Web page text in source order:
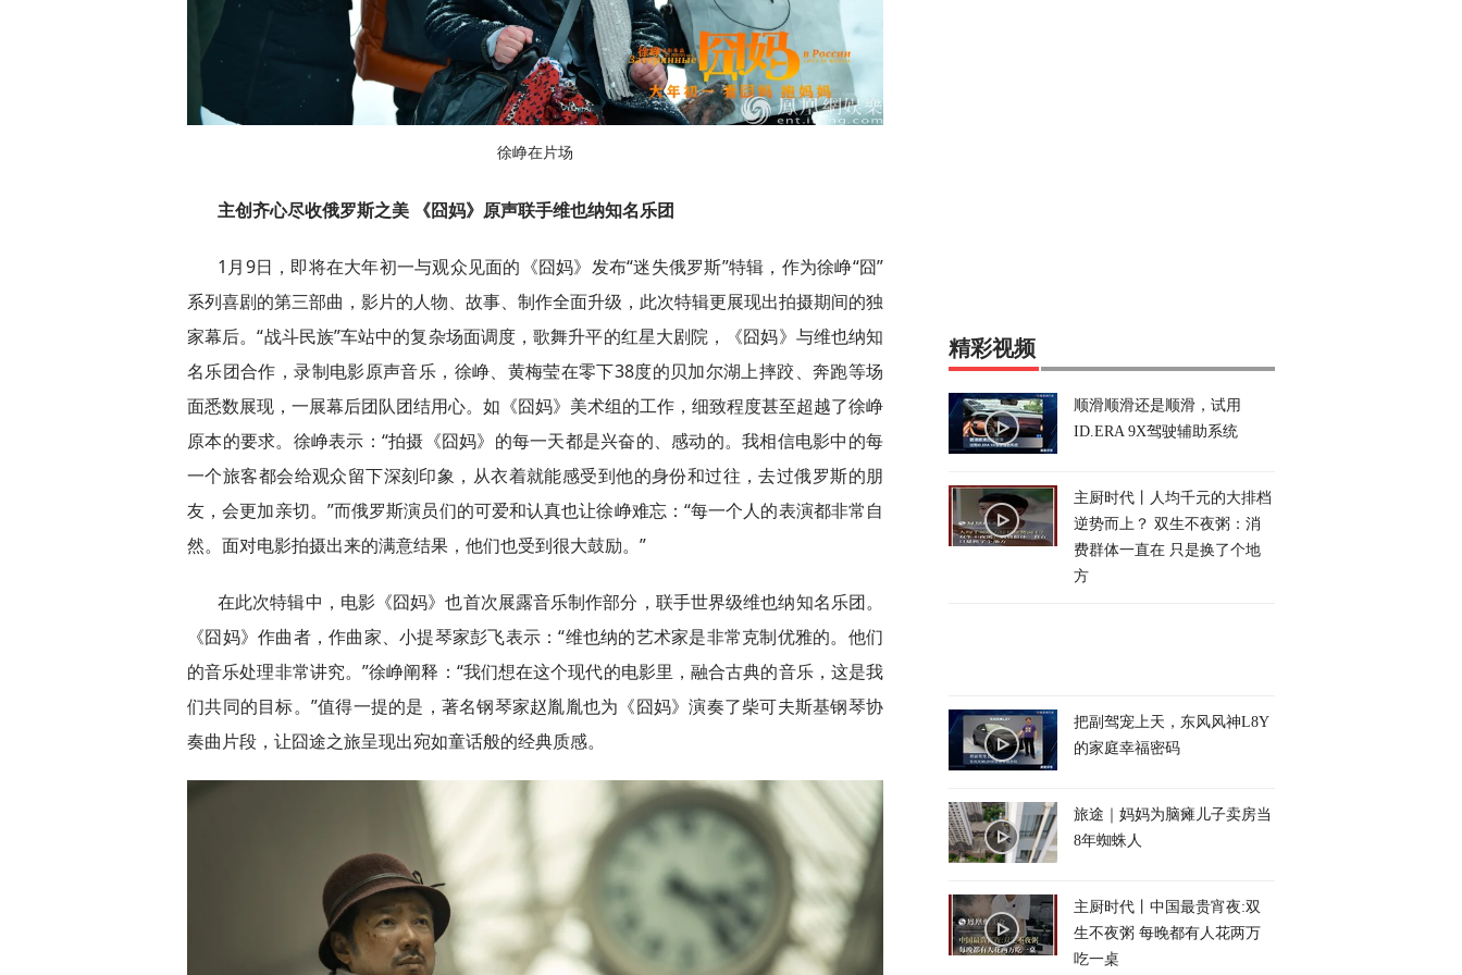
徐峥在片场
主创齐心尽收俄罗斯之美 《囧妈》原声联手维也纳知名乐团
1月9日，即将在大年初一与观众见面的《囧妈》发布“迷失俄罗斯”特辑，作为徐峥“囧”
系列喜剧的第三部曲，影片的人物、故事、制作全面升级，此次特辑更展现出拍摄期间的独
家幕后。“战斗民族”车站中的复杂场面调度，歌舞升平的红星大剧院，《囧妈》与维也纳知
名乐团合作，录制电影原声音乐，徐峥、黄梅莹在零下38度的贝加尔湖上摔跤、奔跑等场
面悉数展现，一展幕后团队团结用心。如《囧妈》美术组的工作，细致程度甚至超越了徐峥
原本的要求。徐峥表示：“拍摄《囧妈》的每一天都是兴奋的、感动的。我相信电影中的每
一个旅客都会给观众留下深刻印象，从衣着就能感受到他的身份和过往，去过俄罗斯的朋
友，会更加亲切。”而俄罗斯演员们的可爱和认真也让徐峥难忘：“每一个人的表演都非常自
然。面对电影拍摄出来的满意结果，他们也受到很大鼓励。”
在此次特辑中，电影《囧妈》也首次展露音乐制作部分，联手世界级维也纳知名乐团。
《囧妈》作曲者，作曲家、小提琴家彭飞表示：“维也纳的艺术家是非常克制优雅的。他们
的音乐处理非常讲究。”徐峥阐释：“我们想在这个现代的电影里，融合古典的音乐，这是我
们共同的目标。”值得一提的是，著名钢琴家赵胤胤也为《囧妈》演奏了柴可夫斯基钢琴协
奏曲片段，让囧途之旅呈现出宛如童话般的经典质感。
精彩视频
顺滑顺滑还是顺滑，试用
ID.ERA 9X驾驶辅助系统
主厨时代丨人均千元的大排档
逆势而上？ 双生不夜粥：消
费群体一直在 只是换了个地
方
把副驾宠上天，东风风神L8Y
的家庭幸福密码
旅途｜妈妈为脑瘫儿子卖房当
8年蜘蛛人
主厨时代丨中国最贵宵夜:双
生不夜粥 每晚都有人花两万
吃一桌